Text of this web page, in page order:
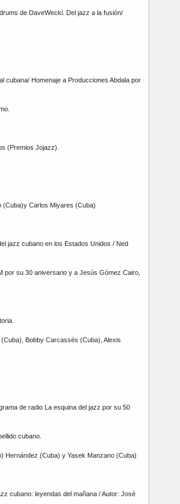
de DaveWeckl. Del jazz a la fusión/
cubana/ Homenaje a Producciones Abdala por
(Premios Jojazz).
(Cuba)y Carlos Miyares (Cuba)
jazz cubano en los Estados Unidos / Ned
por su 30 aniversario y a Jesús Gómez Cairo,
Bobby Carcassés (Cuba), Alexis
de radio La esquina del jazz por su 50
cubano.
Hernández (Cuba) y Yasek Manzano (Cuba)
cubano: leyendas del mañana / Autor: José